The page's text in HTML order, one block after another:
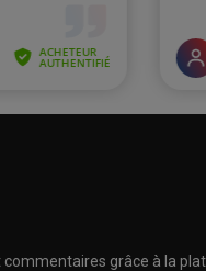
commentaires grâce à la